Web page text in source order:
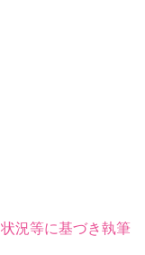
況等に基づき執筆